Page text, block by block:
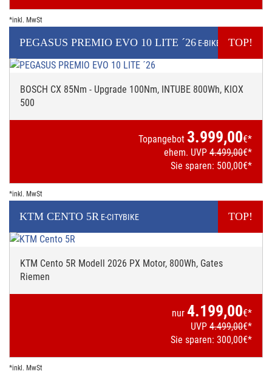
*inkl. MwSt
PEGASUS PREMIO EVO 10 LITE ´26 E-BIKE TOP!
BOSCH CX 85Nm - Upgrade 100Nm, INTUBE 800Wh, KIOX
500
Topangebot 3.999,00€*
ehem. UVP 4.499,00€*
Sie sparen: 500,00€*
*inkl. MwSt
KTM CENTO 5R E-CITYBIKE TOP!
KTM Cento 5R Modell 2026 PX Motor, 800Wh, Gates
Riemen
nur 4.199,00€*
UVP 4.499,00€*
Sie sparen: 300,00€*
*inkl. MwSt